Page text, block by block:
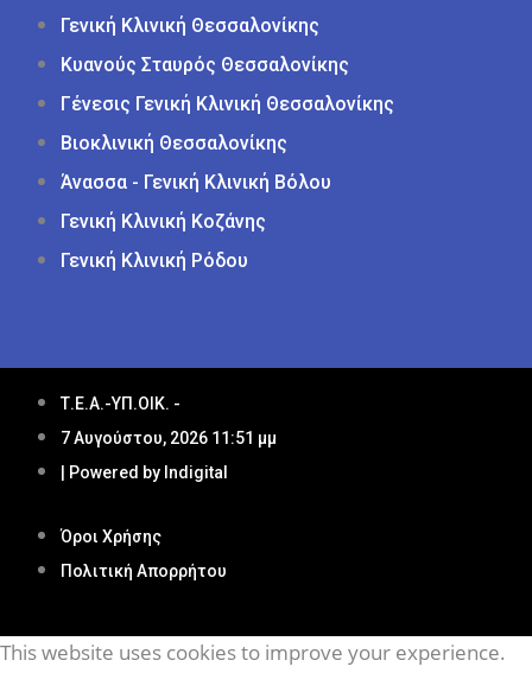
Γενική Κλινική Θεσσαλονίκης
Κυανούς Σταυρός Θεσσαλονίκης
Γένεσις Γενική Κλινική Θεσσαλονίκης
Βιοκλινική Θεσσαλονίκης
Άνασσα - Γενική Κλινική Βόλου
Γενική Κλινική Κοζάνης
Γενική Κλινική Ρόδου
Τ.Ε.Α.-ΥΠ.ΟΙΚ. -
7 Αυγούστου, 2026 11:51 μμ
| Powered by Indigital
Όροι Χρήσης
Πολιτική Απορρήτου
This website uses cookies to improve your experience.